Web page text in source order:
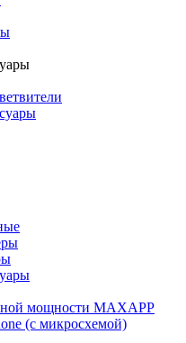
мощности MAXAPP
(с микросхемой)